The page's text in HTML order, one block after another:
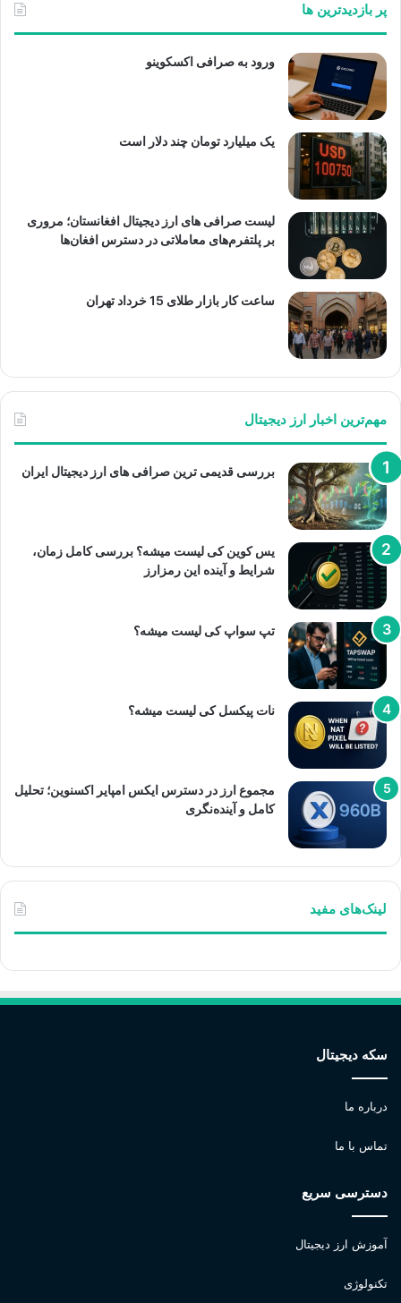
پر بازدیدترین ها
ورود به صرافی اکسکوینو
یک میلیارد تومان چند دلار است
لیست صرافی های ارز دیجیتال افغانستان؛ مروری
بر پلتفرم‌های معاملاتی در دسترس افغان‌ها
ساعت کار بازار طلای 15 خرداد تهران
مهم‌ترین اخبار ارز دیجیتال
بررسی قدیمی ترین صرافی های ارز دیجیتال ایران
یس کوین کی لیست میشه؟ بررسی کامل زمان،
شرایط و آینده این رمزارز
تپ سواپ کی لیست میشه؟
نات پیکسل کی لیست میشه؟
مجموع ارز در دسترس ایکس امپایر اکسنوین؛ تحلیل
کامل و آینده‌نگری
لینک‌های مفید
سکه دیجیتال
درباره ما
تماس با ما
دسترسی سریع
آموزش ارز دیجیتال
تکنولوژی